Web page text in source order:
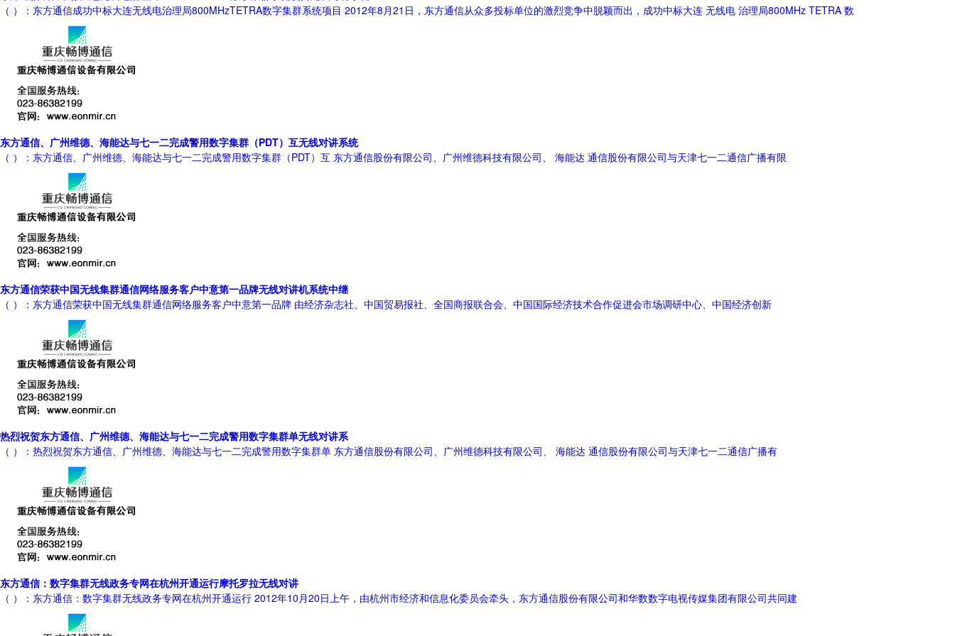
（ ）：东方通信成功中标大连无线电治理局800MHzTETRA数字集群系统项目 2012年8月21日，东方通信从众多投标单位的激烈竞争中脱颖而出，成功中标大连 无线电 治理局800MHz TETRA 数
东方通信、广州维德、海能达与七一二完成警用数字集群（PDT）互无线对讲系统
（ ）：东方通信、广州维德、海能达与七一二完成警用数字集群（PDT）互 东方通信股份有限公司、广州维德科技有限公司、 海能达 通信股份有限公司与天津七一二通信广播有限
东方通信荣获中国无线集群通信网络服务客户中意第一品牌无线对讲机系统中继
（ ）：东方通信荣获中国无线集群通信网络服务客户中意第一品牌 由经济杂志社、中国贸易报社、全国商报联合会、中国国际经济技术合作促进会市场调研中心、中国经济创新
热烈祝贺东方通信、广州维德、海能达与七一二完成警用数字集群单无线对讲系
（ ）：热烈祝贺东方通信、广州维德、海能达与七一二完成警用数字集群单 东方通信股份有限公司、广州维德科技有限公司、 海能达 通信股份有限公司与天津七一二通信广播有
东方通信：数字集群无线政务专网在杭州开通运行摩托罗拉无线对讲
（ ）：东方通信：数字集群无线政务专网在杭州开通运行 2012年10月20日上午，由杭州市经济和信息化委员会牵头，东方通信股份有限公司和华数数字电视传媒集团有限公司共同建